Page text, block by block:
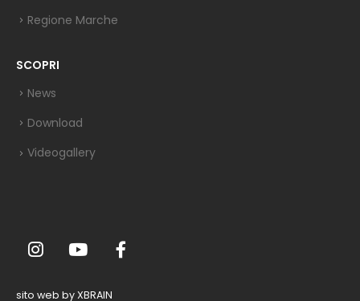
Regione Marche
SCOPRI
News
Download
Videogallery
sito web by XBRAIN